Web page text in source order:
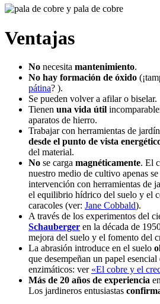
Ventajas
No necesita mantenimiento.
No hay formación de óxido
pátina? ).
Se pueden volver a afilar o biselar.
Tienen una vida útil
aparatos de hierro.
Trabajar con herramientas de
desde el punto de vista
del material.
No se carga magnéticamente. El
nuestro medio de cultivo apenas
intervención con herramientas de
el equilibrio hídrico del suelo y el
caracoles (ver: Jane Cobbald).
A través de los experimentos del
Schauberger en la década de
mejora del suelo y el fomento del
La abrasión introduce en el suelo
que desempeñan un papel esencial
enzimáticos: ver «El cobre y el
Más de 20 años de experiencia
Los jardineros entusiastas